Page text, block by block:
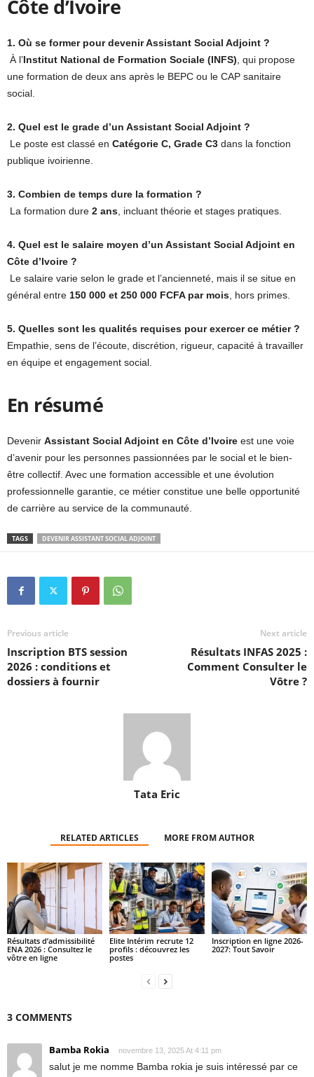
Côte d’Ivoire
1. Où se former pour devenir Assistant Social Adjoint ?
À l’Institut National de Formation Sociale (INFS), qui propose
une formation de deux ans après le BEPC ou le CAP sanitaire
social.
2. Quel est le grade d’un Assistant Social Adjoint ?
Le poste est classé en Catégorie C, Grade C3 dans la fonction
publique ivoirienne.
3. Combien de temps dure la formation ?
La formation dure 2 ans, incluant théorie et stages pratiques.
4. Quel est le salaire moyen d’un Assistant Social Adjoint en
Côte d’Ivoire ?
Le salaire varie selon le grade et l’ancienneté, mais il se situe en
général entre 150 000 et 250 000 FCFA par mois, hors primes.
5. Quelles sont les qualités requises pour exercer ce métier ?
Empathie, sens de l’écoute, discrétion, rigueur, capacité à travailler
en équipe et engagement social.
En résumé
Devenir Assistant Social Adjoint en Côte d’Ivoire est une voie
d’avenir pour les personnes passionnées par le social et le bien-
être collectif. Avec une formation accessible et une évolution
professionnelle garantie, ce métier constitue une belle opportunité
de carrière au service de la communauté.
TAGS DEVENIR ASSISTANT SOCIAL ADJOINT
Previous article
Inscription BTS session
2026 : conditions et
dossiers à fournir
Next article
Résultats INFAS 2025 :
Comment Consulter le
Vôtre ?
Tata Eric
RELATED ARTICLES MORE FROM AUTHOR
Résultats d’admissibilité
ENA 2026 : Consultez le
vôtre en ligne
Elite Intérim recrute 12
profils : découvrez les
postes
Inscription en ligne 2026-
2027: Tout Savoir
3 COMMENTS
Bamba Rokia novembre 13, 2025 At 4:11 pm
salut je me nomme Bamba rokia je suis intéressé par ce